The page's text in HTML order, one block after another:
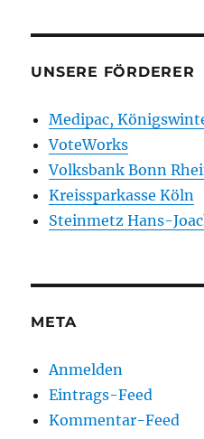
UNSERE FÖRDERER
Medipac,
VoteWorks
Volksbank Bonn
Kreissparkasse Köln
Steinmetz Hans-
META
Anmelden
Eintrags-Feed
Kommentar-Feed